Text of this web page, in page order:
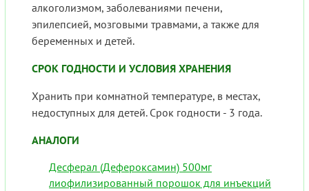
алкоголизмом, заболеваниями печени,
эпилепсией, мозговыми травмами, а также для
беременных и детей.
СРОК ГОДНОСТИ И УСЛОВИЯ ХРАНЕНИЯ
Хранить при комнатной температуре, в местах,
недоступных для детей. Срок годности - 3 года.
АНАЛОГИ
Десферал (Дефероксамин) 500мг
лиофилизированный порошок для инъекций